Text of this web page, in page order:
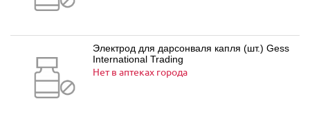
Электрод для дарсонваля капля (шт.) Gess
International Trading
Нет в аптеках города